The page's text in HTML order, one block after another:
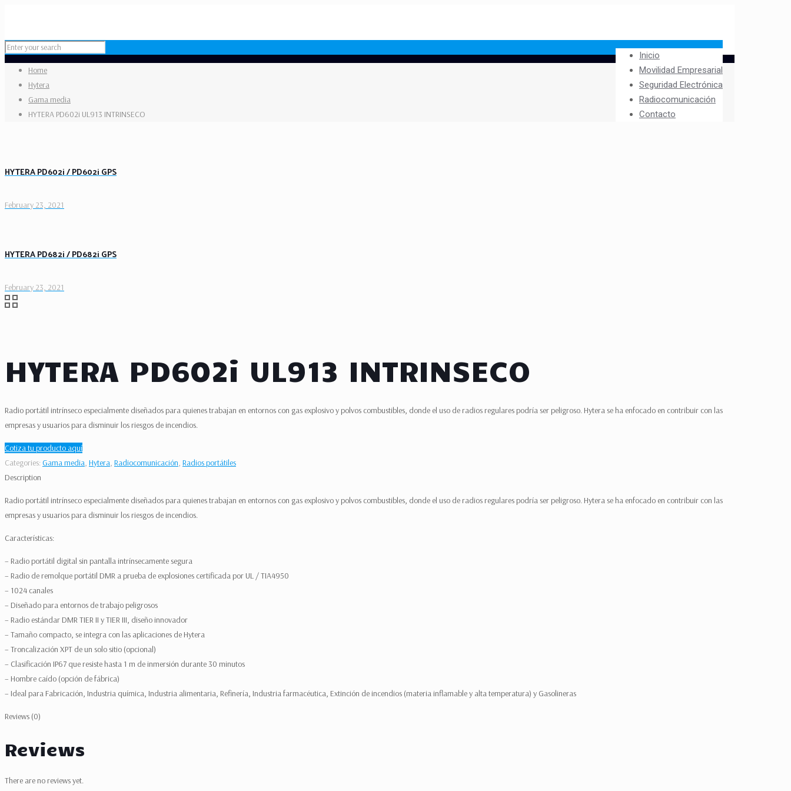
Inicio
Movilidad Empresarial
Seguridad Electrónica
Radiocomunicación
Contacto
Home
Hytera
Gama media
HYTERA PD602i UL913 INTRINSECO
HYTERA PD602i / PD602i GPS
February 23, 2021
HYTERA PD682i / PD682i GPS
February 23, 2021
HYTERA PD602i UL913 INTRINSECO
Radio portátil intrínseco especialmente diseñados para quienes trabajan en entornos con gas explosivo y polvos combustibles, donde el uso de radios regulares podría ser peligroso. Hytera se ha enfocado en contribuir con las
empresas y usuarios para disminuir los riesgos de incendios.
Cotiza tu producto aquí
Categories: Gama media, Hytera, Radiocomunicación, Radios portátiles
Description
Radio portátil intrínseco especialmente diseñados para quienes trabajan en entornos con gas explosivo y polvos combustibles, donde el uso de radios regulares podría ser peligroso. Hytera se ha enfocado en contribuir con las
empresas y usuarios para disminuir los riesgos de incendios.
Características:
– Radio portátil digital sin pantalla intrínsecamente segura
– Radio de remolque portátil DMR a prueba de explosiones certificada por UL / TIA4950
– 1024 canales
– Diseñado para entornos de trabajo peligrosos
– Radio estándar DMR TIER II y TIER III, diseño innovador
– Tamaño compacto, se integra con las aplicaciones de Hytera
– Troncalización XPT de un solo sitio (opcional)
– Clasificación IP67 que resiste hasta 1 m de inmersión durante 30 minutos
– Hombre caído (opción de fábrica)
– Ideal para Fabricación, Industria química, Industria alimentaria, Refinería, Industria farmacéutica, Extinción de incendios (materia inflamable y alta temperatura) y Gasolineras
Reviews (0)
Reviews
There are no reviews yet.